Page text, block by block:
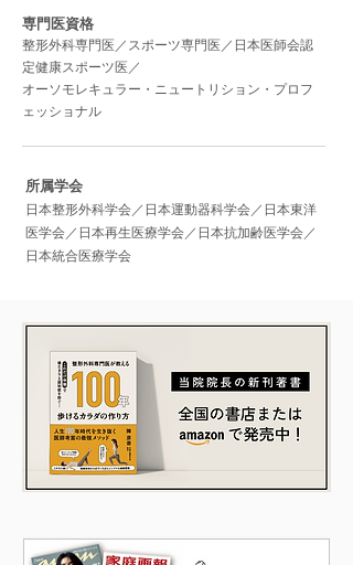
専門医資格
整形外科専門医／スポーツ専門医／日本医師会認
定健康スポーツ医／
オーソモレキュラー・ニュートリション・プロフ
ェッショナル
所属学会​
日本整形外科学会／日本運動器科学会／日本東洋
医学会／日本再生医療学会／日本抗加齢医学会／
日本統合 医療学会